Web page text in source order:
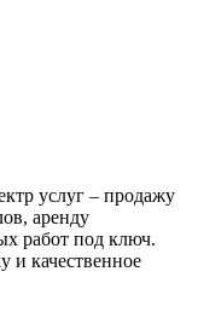
услуг – продажу
аренду
работ под ключ.
и качественное